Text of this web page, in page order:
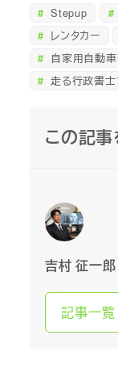
Stepup
レンタカー
自家用自動
走る行政書
この記
吉村 征一郎
記事一覧